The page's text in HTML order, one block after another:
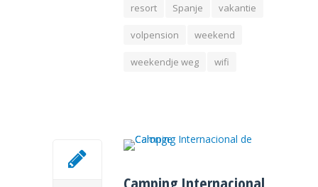
resort Spanje vakantie
volpension weekend
weekendje weg wifi
Camping Internacional